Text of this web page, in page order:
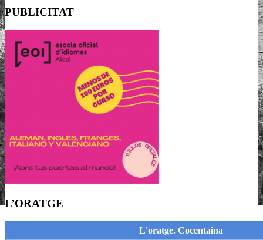
PUBLICITAT
L’ORATGE